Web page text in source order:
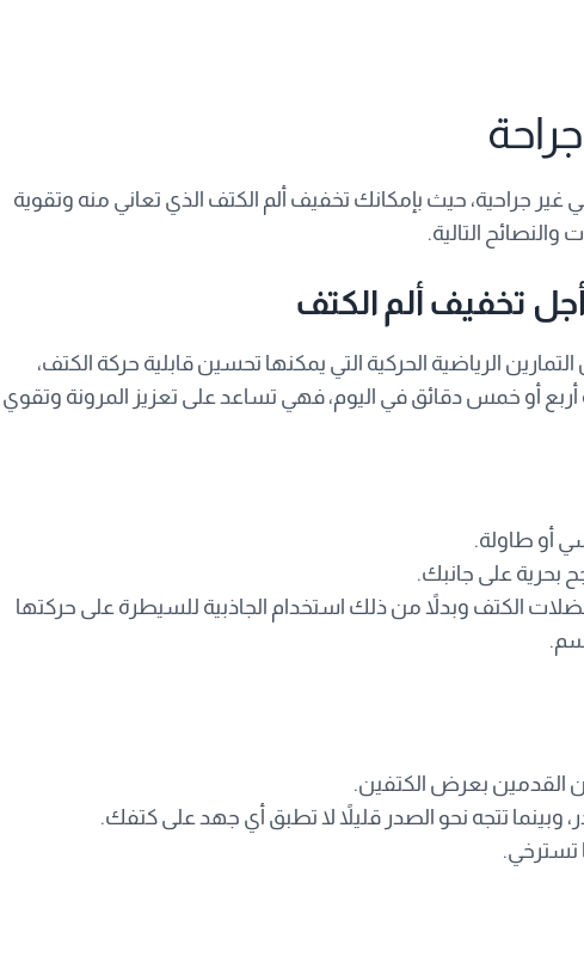
جراحية، حيث بإمكانك تخفيف ألم الكتف الذي تعاني منه وتقوية
التالية.
تخفيف ألم الكتف
الرياضية الحركية التي يمكنها تحسين قابلية حركة الكتف،
أربع أو خمس دقائق في اليوم، فهي تساعد على تعزيز المرونة وتقوي
أو طاولة.
بحرية على جانبك.
الكتف وبدلاً من ذلك استخدام الجاذبية للسيطرة على حركتها
القدمين بعرض الكتفين.
وبينما تتجه نحو الصدر قليلاً لا تطبق أي جهد على كتفك.